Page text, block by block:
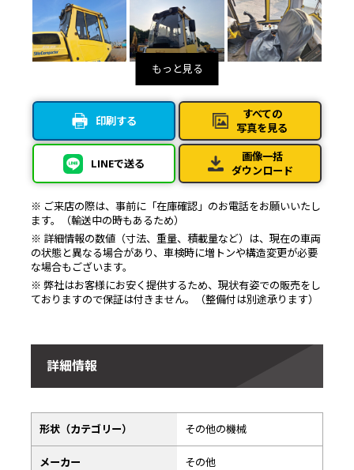
印刷する
LINEで送る
すべての
写真を見る
画像一括
ダウンロード
※ ご来店の際は、事前に「在庫確認」のお電話をお願いいたし
ます。（輸送中の時もあるため）
※ 詳細情報の数値（寸法、重量、積載量など）は、現在の車両
の状態と異なる場合があり、車検時に増トンや構造変更が必要
な場合もございます。
※ 弊社はお客様にお安く提供するため、現状有姿での販売をし
ておりますので保証は付きません。（整備付は別途承ります）
詳細情報
形状（カテゴリー） その他の機械
メーカー その他